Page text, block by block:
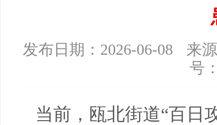
发布日期： 2026-06-08
来
号
当前，瓯北街道“百日